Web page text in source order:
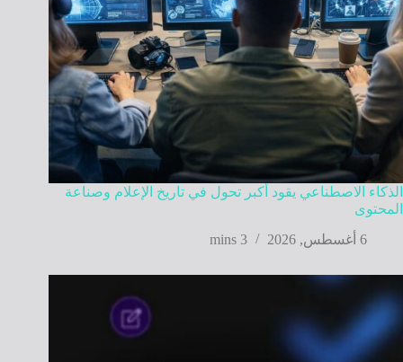
الذكاء الاصطناعي يقود أكبر تحول في تاريخ الإعلام وصناعة
المحتوى
6 أغسطس, 2026
3 mins